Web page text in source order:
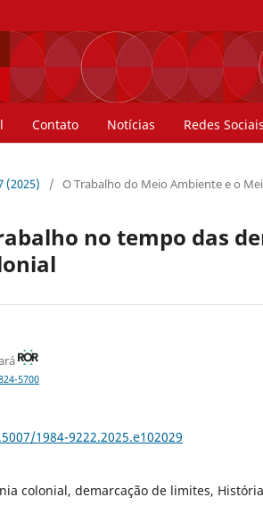
Contato Notícias Redes Sociais
(2025) / O Trabalho do Meio Ambiente e o
no tempo das
5700
1984-9222.2025.e102029
colonial, demarcação de limites, História